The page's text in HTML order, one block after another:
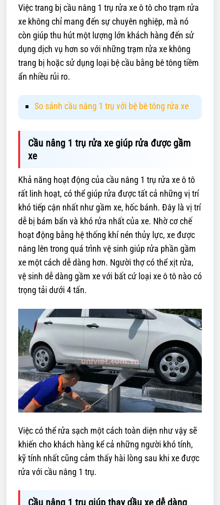
Việc trang bị cầu nâng 1 trụ rửa xe ô tô cho trạm rửa
xe không chỉ mang đến sự chuyên nghiệp, mà nó
còn giúp thu hút một lượng lớn khách hàng đến sử
dụng dịch vụ hơn so với những trạm rửa xe không
trang bị hoặc sử dụng loại bệ cầu bằng bê tông tiềm
ẩn nhiều rủi ro.
So sánh cầu nâng 1 trụ với bệ bê tông rửa xe
Cầu nâng 1 trụ rửa xe giúp rửa được gầm
xe
Khả năng hoạt động của cầu nâng 1 trụ rửa xe ô tô
rất linh hoạt, có thể giúp rửa được tất cả những vị trí
khó tiếp cận nhất như gầm xe, hốc bánh. Đây là vị trí
dễ bị bám bẩn và khó rửa nhất của xe. Nhờ cơ chế
hoạt động bằng hệ thống khí nén thủy lực, xe được
nâng lên trong quá trình vệ sinh giúp rửa phần gầm
xe một cách dễ dàng hơn. Người thợ có thể xịt rửa,
vệ sinh dễ dàng gầm xe với bất cứ loại xe ô tô nào có
trọng tải dưới 4 tấn.
Việc có thể rửa sạch một cách toàn diện như vậy sẽ
khiến cho khách hàng kể cả những người khó tính,
kỹ tính nhất cũng cảm thấy hài lòng sau khi xe được
rửa với cầu nâng 1 trụ.